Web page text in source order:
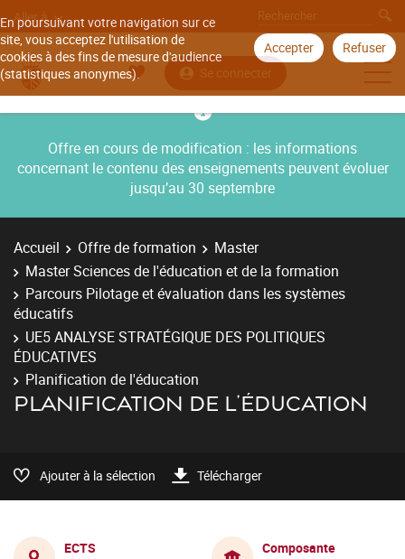
En poursuivant votre navigation sur ce
site, vous acceptez l'utilisation de
cookies à des fins de mesure d'audience
(statistiques anonymes).
Accepter Refuser
Aller à
Se connecter
Offre en cours de modification : les informations
concernant le contenu des enseignements peuvent évoluer
jusqu’au 30 septembre
Accueil Offre de formation
Master
Master Sciences de l'éducation et de la formation
Parcours Pilotage et évaluation dans les systèmes
éducatifs
UE5 ANALYSE STRATÉGIQUE DES POLITIQUES
ÉDUCATIVES
Planification de l'éducation
PLANIFICATION DE L'ÉDUCATION
Ajouter à la sélection Télécharger
ECTS
Composante